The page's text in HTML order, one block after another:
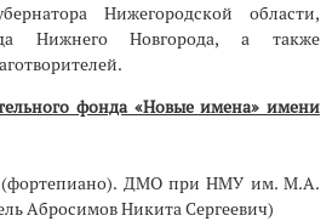
Нижегородской области,
Нижнего Новгорода, а также
фонда «Новые имена» имени
(фортепиано). ДМО при НМУ им. М.А.
Абросимов Никита Cергеевич)